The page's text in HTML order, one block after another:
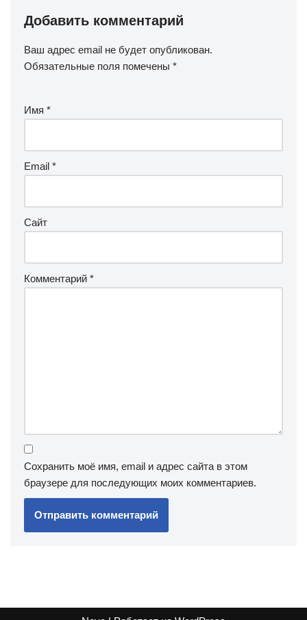
Добавить комментарий
Ваш адрес email не будет опубликован.
Обязательные поля помечены *
Имя *
Email *
Сайт
Комментарий *
Сохранить моё имя, email и адрес сайта в этом
браузере для последующих моих комментариев.